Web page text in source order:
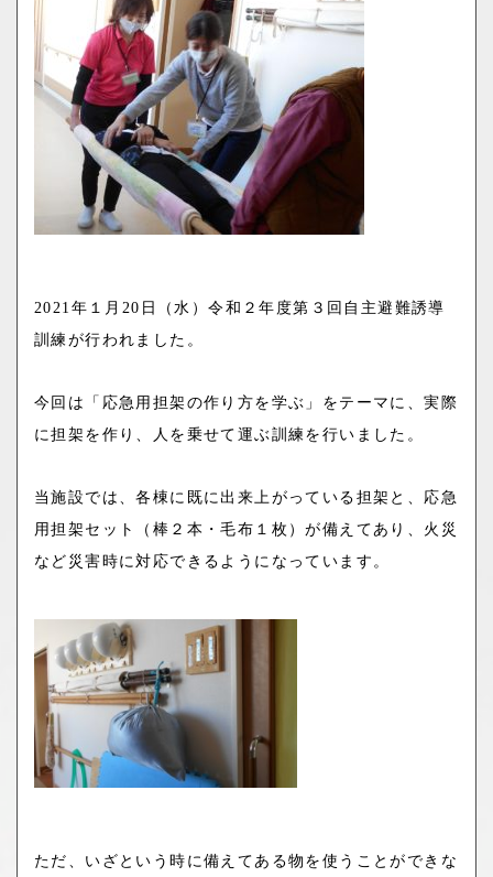
2021 年１月 20 日（水）令和２年度第３回自主避難誘導
訓練が行われました。
今回は「応急用担架の作り方を学ぶ」をテーマに、実際
に担架を作り、人を乗せて運ぶ訓練を行いました。
当施設では、各棟に既に出来上がっている担架と、応急
用担架セット（棒２本・毛布１枚）が備えてあり、火災
など災害時に対応できるようになっています。
ただ、いざという時に備えてある物を使うことができな